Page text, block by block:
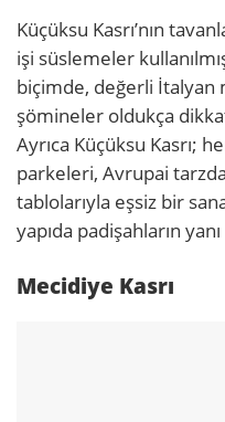
Küçüksu Kasrı’nın
işi süslemeler
biçimde, değerli İtalyan
şömineler oldukça
Ayrıca Küçüksu Kasrı;
parkeleri, Avrupai
tablolarıyla eşsiz bir
yapıda padişahların
Mecidiye Kasrı